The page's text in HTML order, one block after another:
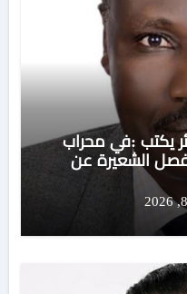
يكتب :في محراب
الشعيرة عن